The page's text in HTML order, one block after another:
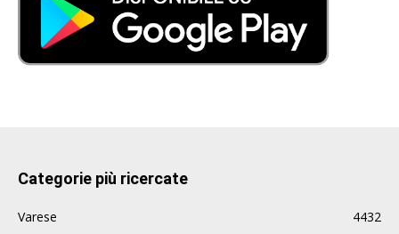
Categorie più ricercate
Varese
4432